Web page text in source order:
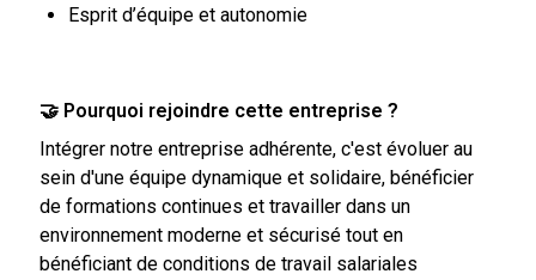
Esprit d’équipe et autonomie
🤝 Pourquoi rejoindre cette entreprise ?
Intégrer notre entreprise adhérente, c'est évoluer au
sein d'une équipe dynamique et solidaire, bénéficier
de formations continues et travailler dans un
environnement moderne et sécurisé tout en
bénéficiant de conditions de travail salariales